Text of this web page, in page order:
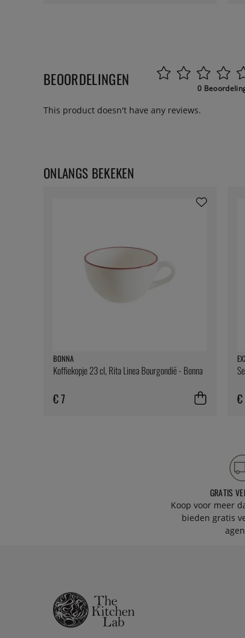
BEOORDELINGEN 0
This product doesn't have any reviews.
ONLANGS BEKEKEN
BONNA
Koffiekopje 23 cl, Rita Linea Bourgondië - Bonna
€ 7
GRATIS
Koop voor meer
bieden gratis